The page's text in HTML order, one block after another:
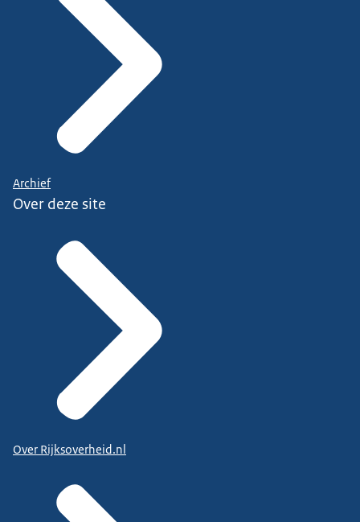
Archief
Over deze site
Over Rijksoverheid.nl